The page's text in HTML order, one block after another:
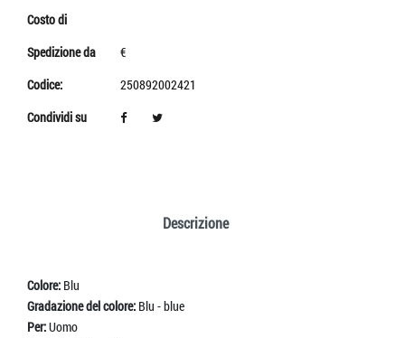
Costo di
Spedizione da
€
Codice:
250892002421
Condividi su
Descrizione
Colore: Blu
Gradazione del colore: Blu - blue
Per:Uomo